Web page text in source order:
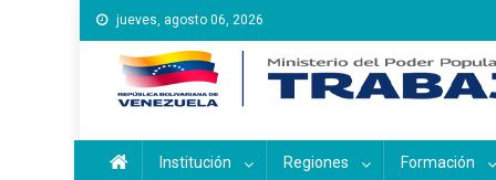
Saltar
al
contenido
jueves, agosto 06, 2026
Instituto Nacional de
Inces
Institución Regiones Formación